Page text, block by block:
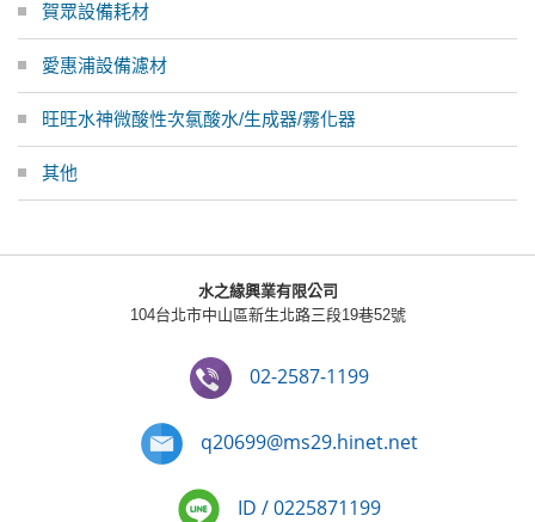
賀眾設備耗材
愛惠浦設備濾材
旺旺水神微酸性次氯酸水/生成器/霧化器
其他
水之緣興業有限公司
104台北市中山區新生北路三段19巷52號
02-2587-1199
q20699@ms29.hinet.net
ID / 0225871199